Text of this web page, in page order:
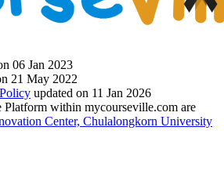
06 Jan 2023
21 May 2022
updated on 11 Jan 2026
within mycourseville.com are
Center, Chulalongkorn University